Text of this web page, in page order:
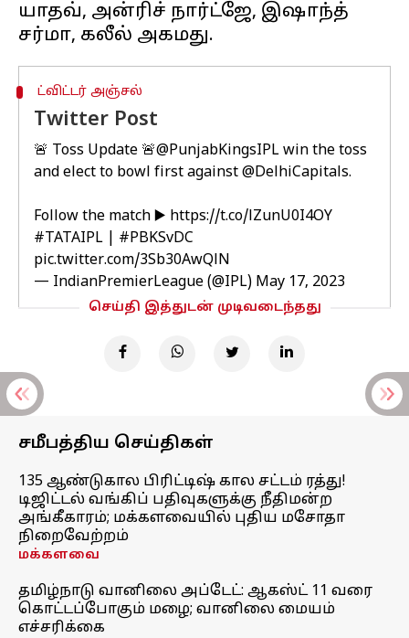
யாதவ், அன்ரிச் நார்ட்ஜே, இஷாந்த்
ட்விட்டர் அஞ்சல்
Twitter Post
🚨 Toss Update 🚨@PunjabKingsIPL win the toss
and elect to bowl first against @DelhiCapitals.
Follow the match ▶️ https://t.co/lZunU0I4OY
#TATAIPL
#PBKSvDC
pic.twitter.com/3Sb30AwQlN
— IndianPremierLeague (@IPL) May 17, 2023
செய்தி இத்துடன் முடிவடைந்தது
சமீபத்திய செய்திகள்
135 ஆண்டுகால பிரிட்டிஷ் கால சட்டம் ரத்து!
டிஜிட்டல் வங்கிப் பதிவுகளுக்கு நீதிமன்ற
அங்கீகாரம்; மக்களவையில் புதிய மசோதா
நிறைவேற்றம்
மக்களவை
தமிழ்நாடு வானிலை அப்டேட்: ஆகஸ்ட் 11 வரை
கொட்டப்போகும் மழை; வானிலை மையம்
எச்சரிக்கை